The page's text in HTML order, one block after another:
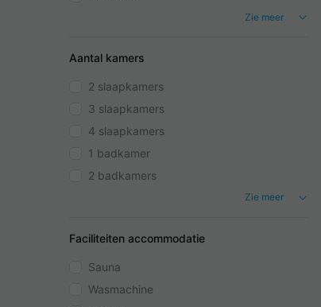
Zie meer
Aantal kamers
2 slaapkamers
3 slaapkamers
4 slaapkamers
1 badkamer
2 badkamers
Zie meer
Faciliteiten accommodatie
Sauna
Wasmachine